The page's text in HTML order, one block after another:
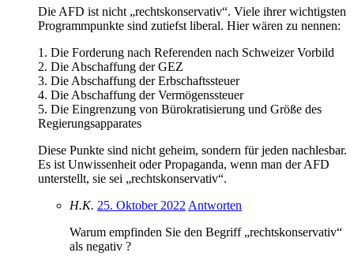
Die AFD ist nicht „rechtskonservativ“. Viele ihrer wichtigsten
Programmpunkte sind zutiefst liberal. Hier wären zu nennen:
1. Die Forderung nach Referenden nach Schweizer Vorbild
2. Die Abschaffung der GEZ
3. Die Abschaffung der Erbschaftssteuer
4. Die Abschaffung der Vermögenssteuer
5. Die Eingrenzung von Bürokratisierung und Größe des
Regierungsapparates
Diese Punkte sind nicht geheim, sondern für jeden nachlesbar.
Es ist Unwissenheit oder Propaganda, wenn man der AFD
unterstellt, sie sei „rechtskonservativ“.
H.K. 25. Oktober 2022Antworten
Warum empfinden Sie den Begriff „rechtskonservativ“
als negativ ?